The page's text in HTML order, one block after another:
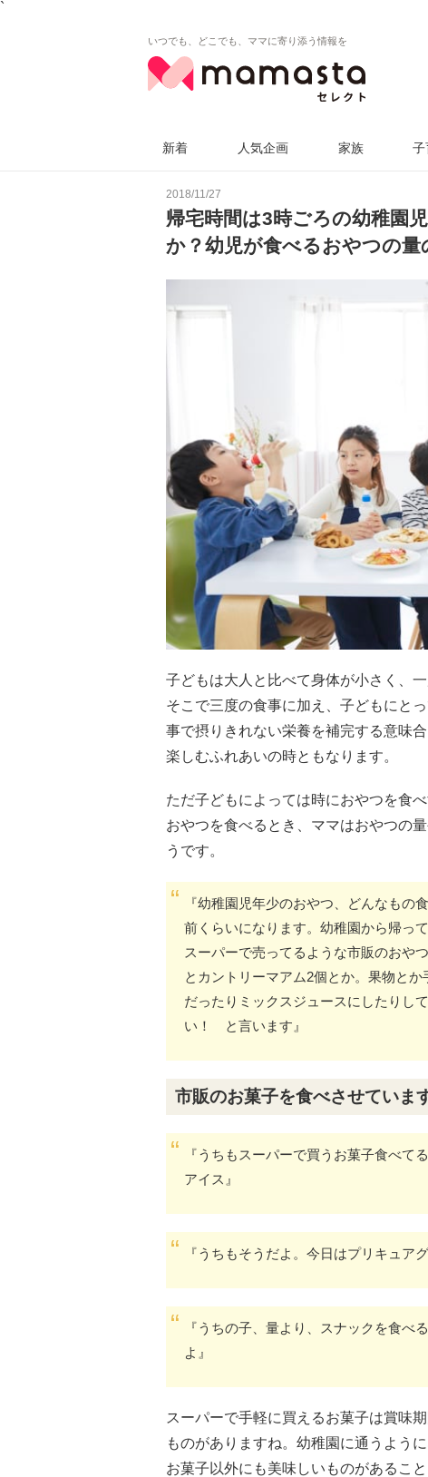
`
いつでも、どこでも、ママに寄り添う情報を
新着 人気企画 家族 子
2018/11/27
帰宅時間は3時ごろの幼稚園
か？幼児が食べるおやつの量
子どもは大人と比べて身体が小さく、
そこで三度の食事に加え、子どもにと
事で摂りきれない栄養を補完する意味
楽しむふれあいの時ともなります。
ただ子どもによっては時におやつを食
おやつを食べるとき、ママはおやつの
うです。
『幼稚園児年少のおやつ、どんなも
前くらいになります。幼稚園から帰っ
スーパーで売ってるような市販のおや
とカントリーマアム2個とか。果物と
だったりミックスジュースにしたりし
い！ と言います』
市販のお菓子を食べさせていま
『うちもスーパーで買うお菓子食べて
アイス』
『うちもそうだよ。今日はプリキュア
『うちの子、量より、スナックを食べ
よ』
スーパーで手軽に買えるお菓子は賞味
ものがありますね。幼稚園に通うよう
お菓子以外にも美味しいものがあるこ